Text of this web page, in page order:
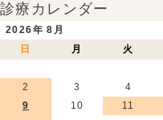
診療カレンダー
2026年 8月
日
月 火
2
3 4
9
10 11